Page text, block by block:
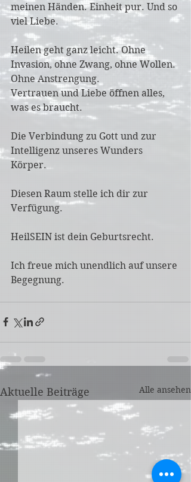
meinen Händen. Einheit pur. Und so
viel Liebe.
Heilen geht ganz leicht. Ohne
Invasion, ohne Zwang, ohne Wollen.
Ohne Anstrengung.
Vertrauen und Liebe öffnen alles,
was es braucht.
Die Verbindung zu Gott und zur
Intelligenz unseres Wunders
Körper.
Diesen Raum stelle ich dir zur
Verfügung.
HeilSEIN ist dein Geburtsrecht.
Ich freue mich unendlich auf unsere
Begegnung.
Aktuelle Beiträge Alle ansehen